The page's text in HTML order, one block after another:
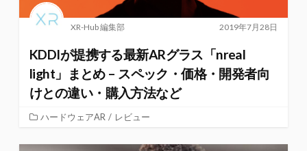
2019年7月28日
XR-Hub 編集部
KDDIが提携する最新ARグラス「nreal
light」まとめ – スペック・価格・開発者向
けとの違い・購入方法など
ハードウェアAR / レビュー